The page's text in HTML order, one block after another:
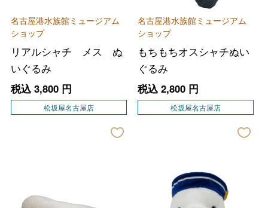
名古屋港水族館ミュージアム
ショップ
リアルシャチ メス ぬ
いぐるみ
税込 3,800円
松坂屋名古屋店
名古屋港水族館ミュージアム
ショップ
もちもちオスシャチぬい
ぐるみ
税込 2,800円
松坂屋名古屋店